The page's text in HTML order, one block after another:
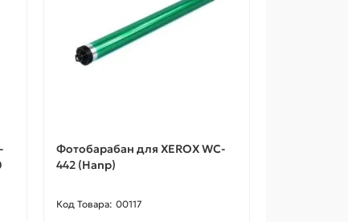
Фотобарабан для XEROX WC-
442 (Hanp)
00117